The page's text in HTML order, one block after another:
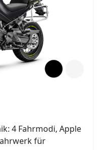
4 Fahrmodi, Apple
für